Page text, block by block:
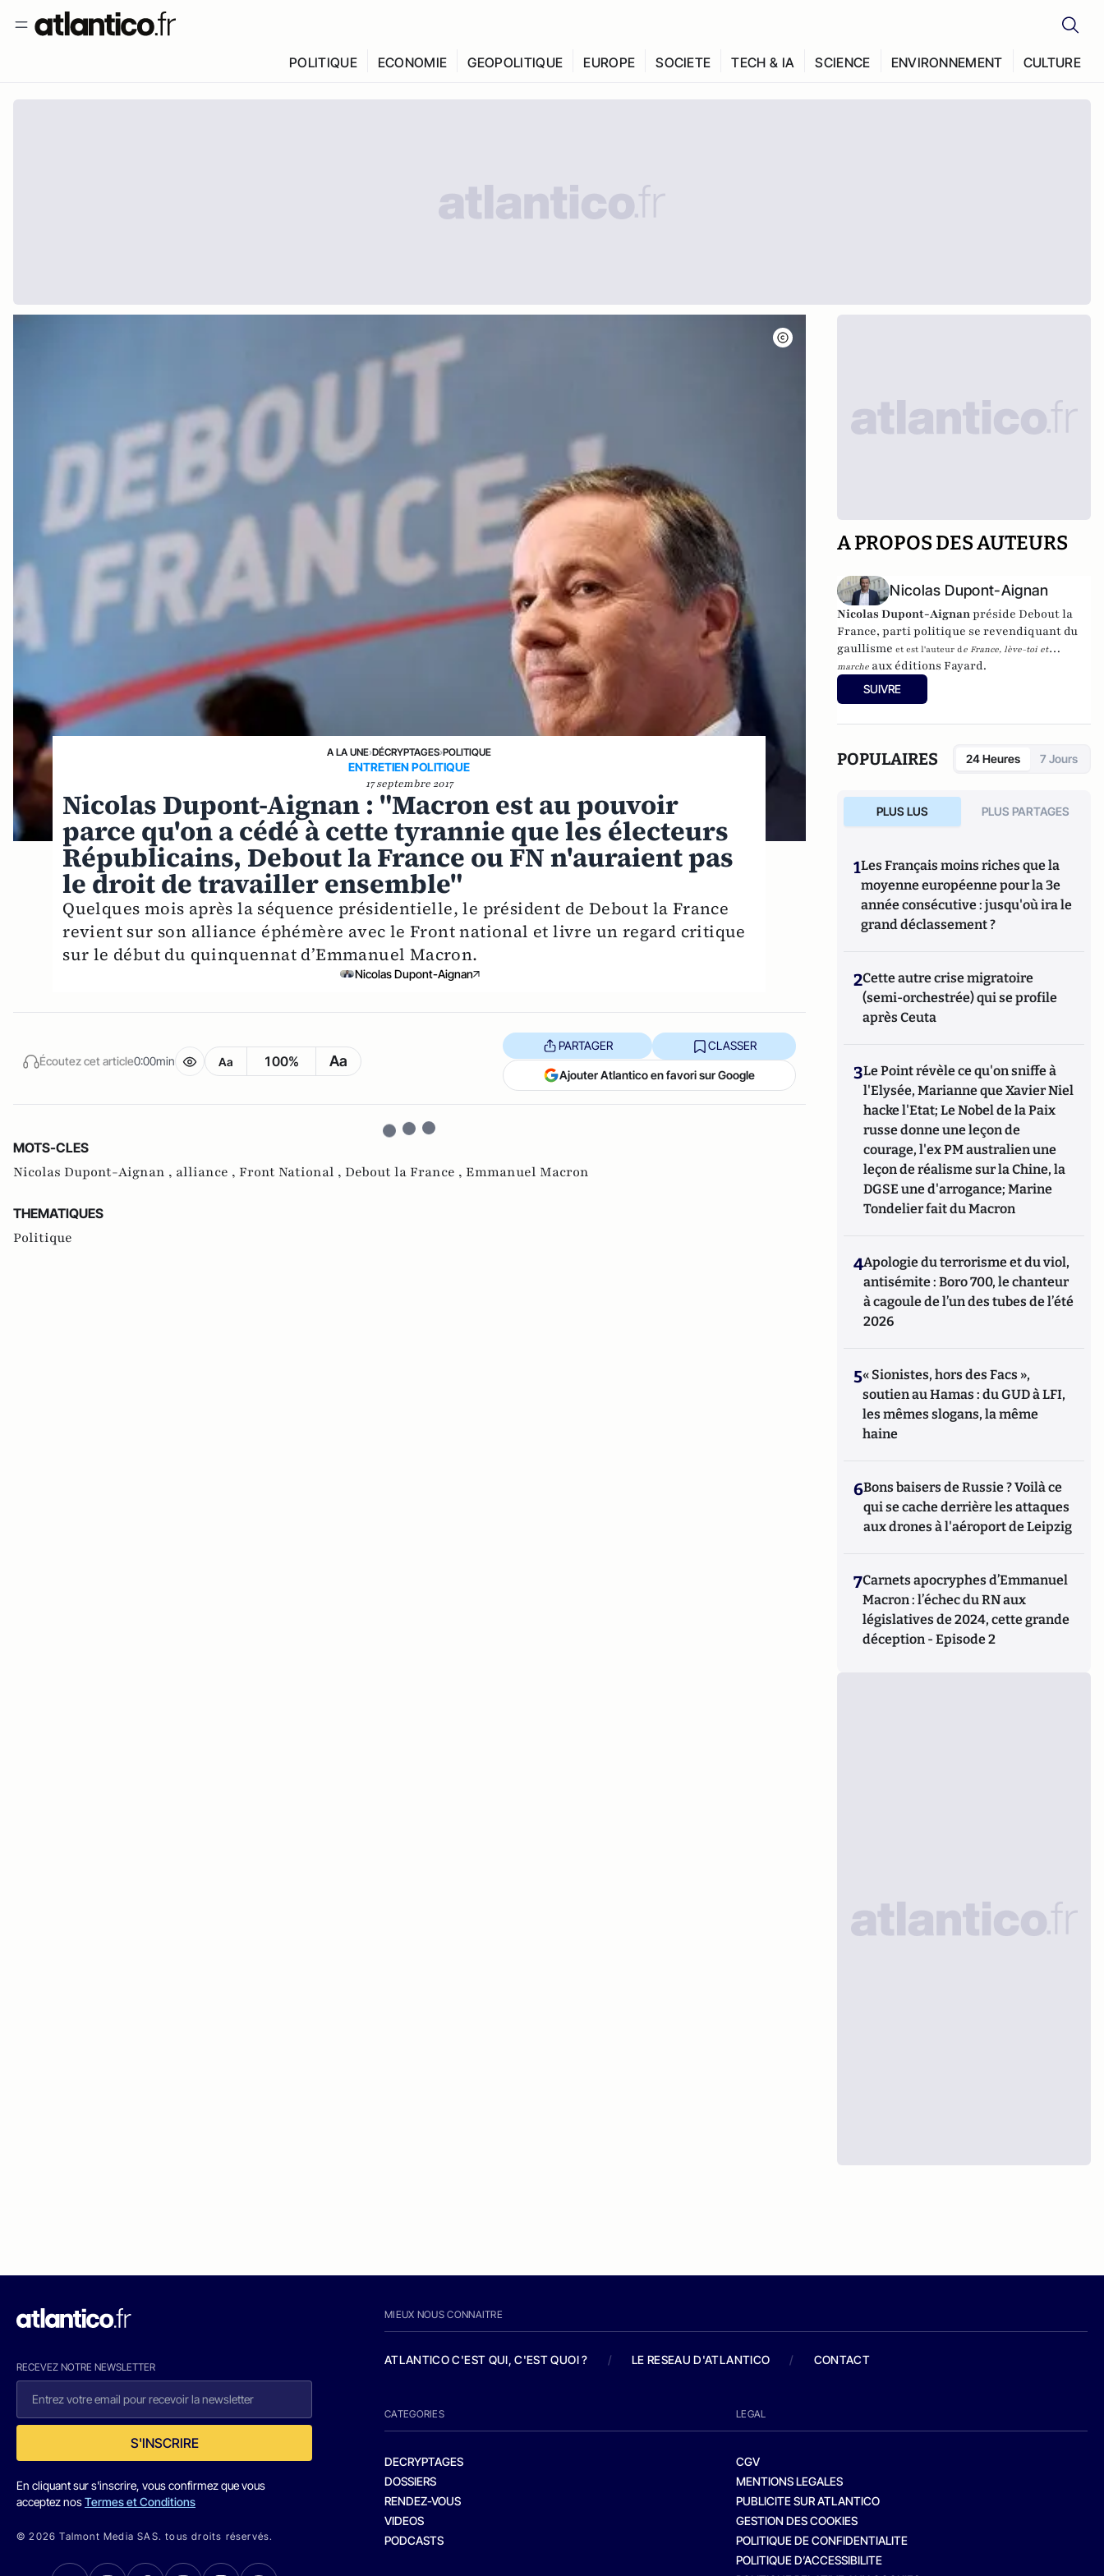
POLITIQUE ECONOMIE GEOPOLITIQUE EUROPE SOCIETE TECH & IA SCIENCE ENVIRONNEMENT CULTURE
A LA UNE›DÉCRYPTAGES›POLITIQUE
ENTRETIEN POLITIQUE
17 septembre 2017
Nicolas Dupont-Aignan : "Macron est au pouvoir
parce qu'on a cédé à cette tyrannie que les électeurs
Républicains, Debout la France ou FN n'auraient pas
le droit de travailler ensemble"
Quelques mois après la séquence présidentielle, le président de Debout la France
revient sur son alliance éphémère avec le Front national et livre un regard critique
sur le début du quinquennat d’Emmanuel Macron.
Nicolas Dupont-Aignan
Écoutez cet article0:00min Aa 100% Aa
PARTAGER CLASSER
Ajouter Atlantico en favori sur Google
MOTS-CLES
Nicolas Dupont-Aignan , alliance , Front National , Debout la France , Emmanuel Macron
THEMATIQUES
Politique
A PROPOS DES AUTEURS
Nicolas Dupont-Aignan
Nicolas Dupont-AignanprésideDebout la
France, parti politique se revendiquant du
gaullismeet est l'auteur deFrance, lève-toi et
marche aux éditions Fayard.
SUIVRE
POPULAIRES 24 Heures 7 Jours
PLUS LUS PLUS PARTAGES
1Les Français moins riches que la
moyenne européenne pour la 3e
année consécutive : jusqu'où ira le
grand déclassement ?
2Cette autre crise migratoire
(semi-orchestrée) qui se profile
après Ceuta
3Le Point révèle ce qu'on sniffe à
l'Elysée, Marianne que Xavier Niel
hacke l'Etat; Le Nobel de la Paix
russe donne une leçon de
courage, l'ex PM australien une
leçon de réalisme sur la Chine, la
DGSE une d'arrogance; Marine
Tondelier fait du Macron
4Apologie du terrorisme et du viol,
antisémite : Boro 700, le chanteur
à cagoule de l’un des tubes de l’été
2026
5« Sionistes, hors des Facs »,
soutien au Hamas : du GUD à LFI,
les mêmes slogans, la même
haine
6Bons baisers de Russie ? Voilà ce
qui se cache derrière les attaques
aux drones à l'aéroport de Leipzig
7Carnets apocryphes d’Emmanuel
Macron : l’échec du RN aux
législatives de 2024, cette grande
déception - Episode 2
RECEVEZ NOTRE NEWSLETTER
S'INSCRIRE
En cliquant sur s'inscrire, vous confirmez que vous
acceptez nosTermes et Conditions
© 2026 Talmont Media SAS. tous droits réservés.
MIEUX NOUS CONNAITRE
ATLANTICO C'EST QUI, C'EST QUOI ? / LE RESEAU D'ATLANTICO / CONTACT
CATEGORIES
DECRYPTAGES
DOSSIERS
RENDEZ-VOUS
VIDEOS
PODCASTS
LEGAL
CGV
MENTIONS LEGALES
PUBLICITE SUR ATLANTICO
GESTION DES COOKIES
POLITIQUE DE CONFIDENTIALITE
POLITIQUE D’ACCESSIBILITE